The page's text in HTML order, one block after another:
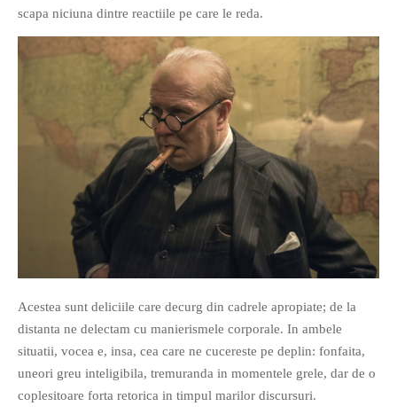
PRIETENI DIN BREASLA
Filme-Carti.ro
scapa niciuna dintre reactiile pe care le reda.
Acestea sunt deliciile care decurg din cadrele apropiate; de la
distanta ne delectam cu manierismele corporale. In ambele
situatii, vocea e, insa, cea care ne cucereste pe deplin: fonfaita,
uneori greu inteligibila, tremuranda in momentele grele, dar de o
coplesitoare forta retorica in timpul marilor discursuri.